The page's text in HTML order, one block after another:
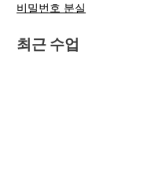
비밀번호 분실
최근 수업